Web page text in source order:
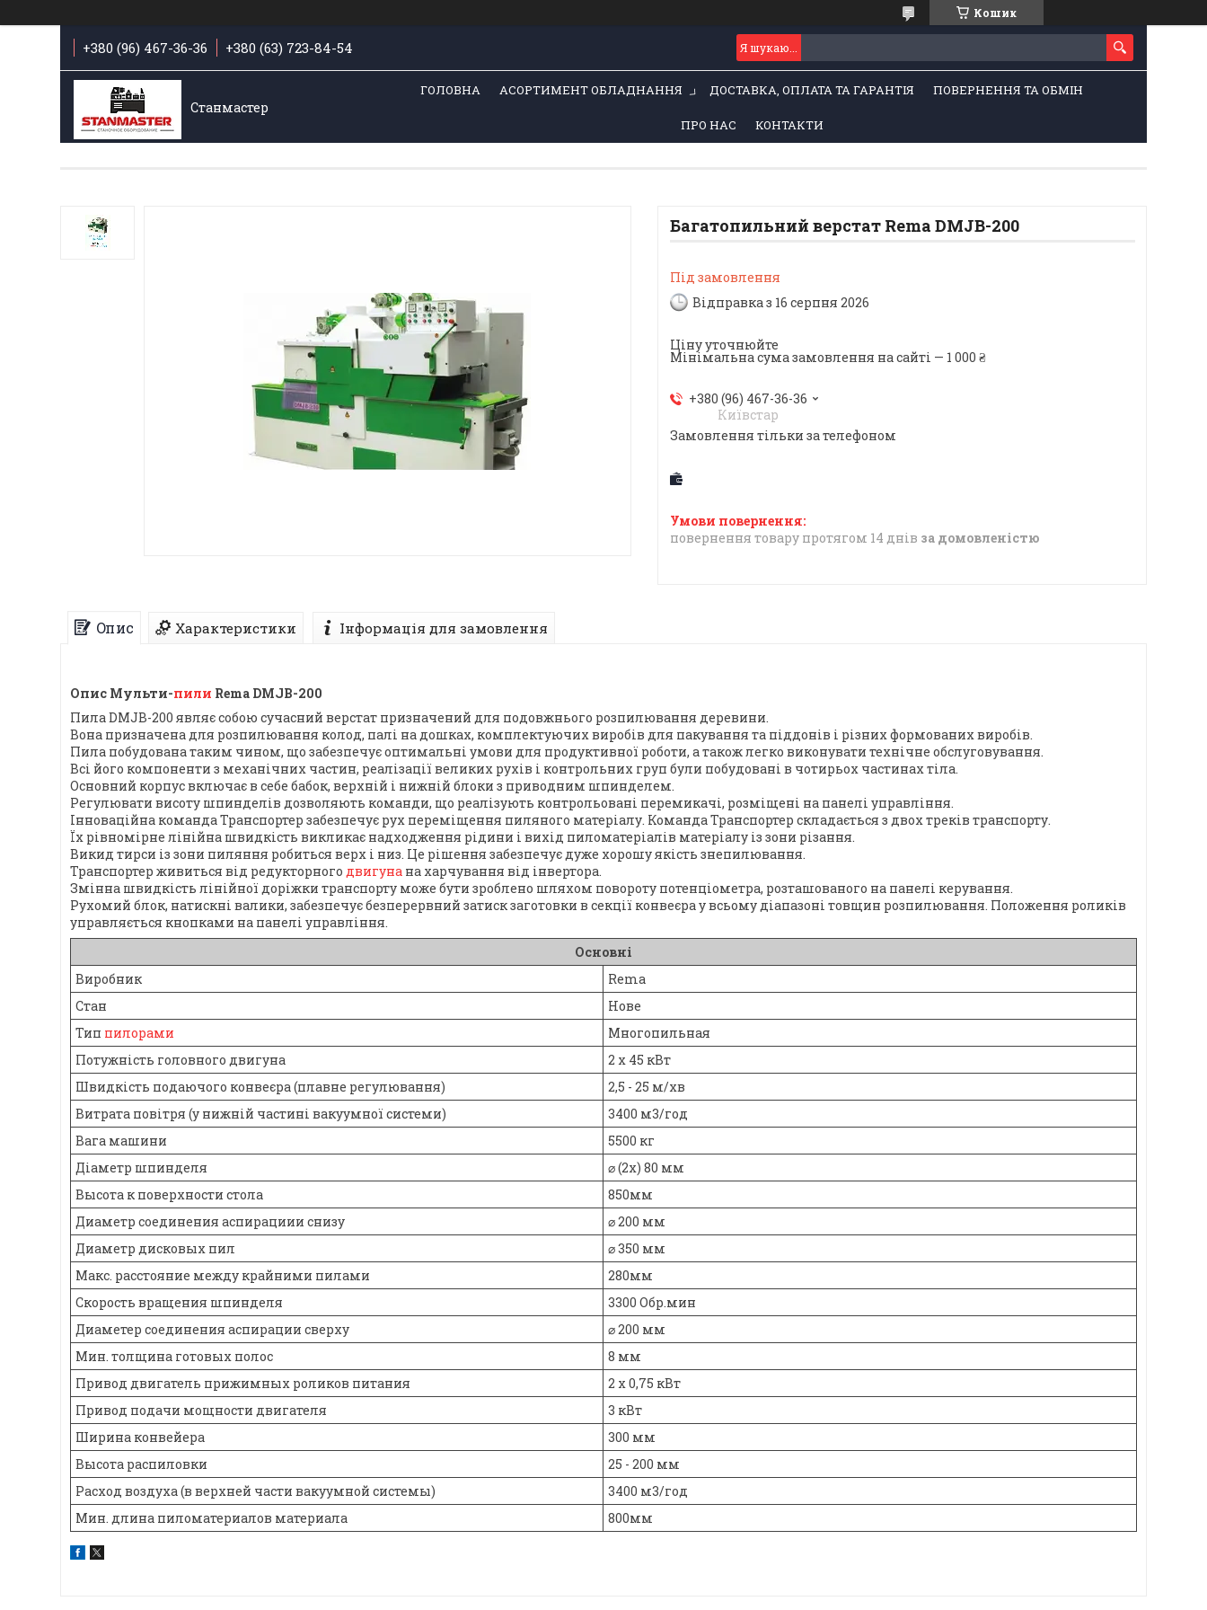
Кошик
+380 (96) 467-36-36 +380 (63) 723-84-54
Станмастер
ГОЛОВНА АСОРТИМЕНТ ОБЛАДНАННЯ ДОСТАВКА, ОПЛАТА ТА ГАРАНТІЯ ПОВЕРНЕННЯ ТА ОБМІН
ПРО НАС КОНТАКТИ
Багатопильний верстат Rema DMJB-200
Під замовлення
Відправка з 16 серпня 2026
Ціну уточнюйте
Мінімальна сума замовлення на сайті — 1 000 ₴
+380 (96) 467-36-36
Київстар
Замовлення тільки за телефоном
повернення товару протягом 14 днів за домовленістю
Опис Характеристики Інформація для замовлення
Опис Мульти-пили Rema DMJB-200
Пила DMJB-200 являє собою сучасний верстат призначений для подовжнього розпилювання деревини.
Вона призначена для розпилювання колод, палі на дошках, комплектуючих виробів для пакування та піддонів і різних формованих виробів.
Пила побудована таким чином, що забезпечує оптимальні умови для продуктивної роботи, а також легко виконувати технічне обслуговування.
Всі його компоненти з механічних частин, реалізації великих рухів і контрольних груп були побудовані в чотирьох частинах тіла.
Основний корпус включає в себе бабок, верхній і нижній блоки з приводним шпинделем.
Регулювати висоту шпинделів дозволяють команди, що реалізують контрольовані перемикачі, розміщені на панелі управління.
Інноваційна команда Транспортер забезпечує рух переміщення пиляного матеріалу. Команда Транспортер складається з двох треків транспорту.
Їх рівномірне лінійна швидкість викликає надходження рідини і вихід пиломатеріалів матеріалу із зони різання.
Викид тирси із зони пиляння робиться верх і низ. Це рішення забезпечує дуже хорошу якість знепилювання.
Транспортер живиться від редукторного двигуна на харчування від інвертора.
Змінна швидкість лінійної доріжки транспорту може бути зроблено шляхом повороту потенціометра, розташованого на панелі керування.
Рухомий блок, натискні валики, забезпечує безперервний затиск заготовки в секції конвеєра у всьому діапазоні товщин розпилювання. Положення роликів
управляється кнопками на панелі управління.
Основні
Виробник
Rema
Стан
Нове
Тип пилорами
Многопильная
Потужність головного двигуна
2 х 45 кВт
Швидкість подаючого конвеєра (плавне регулювання)
2,5 - 25 м/хв
Витрата повітря (у нижній частині вакуумної системи)
3400 м3/год
Вага машини
5500 кг
Діаметр шпинделя
⌀ (2x) 80 мм
Высота к поверхности стола
850мм
Диаметр соединения аспирациии снизу
⌀ 200 мм
Диаметр дисковых пил
⌀ 350 мм
Макс. расстояние между крайними пилами
280мм
Скорость вращения шпинделя
3300 Обр.мин
Диаметер соединения аспирации сверху
⌀ 200 мм
Мин. толщина готовых полос
8 мм
Привод двигатель прижимных роликов питания
2 х 0,75 кВт
Привод подачи мощности двигателя
3 кВт
Ширина конвейера
300 мм
Высота распиловки
25 - 200 мм
Расход воздуха (в верхней части вакуумной системы)
3400 м3/год
Мин. длина пиломатериалов материала
800мм